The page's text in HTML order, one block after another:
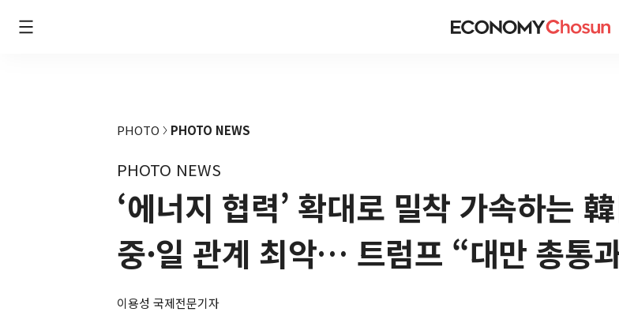
PHOTO PHOTO NEWS
PHOTO NEWS
‘에너지 협력’ 확대로 밀착 가속하는
중·일 관계 최악… 트럼프 “대만 총통
이용성 국제전문기자